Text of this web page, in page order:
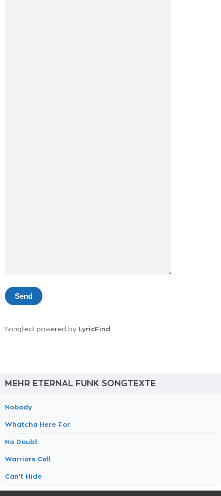
Songtext powered by LyricFind
MEHR ETERNAL FUNK SONGTEXTE
Nobody
Whatcha Here For
No Doubt
Warriors Call
Can't Hide